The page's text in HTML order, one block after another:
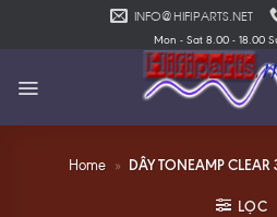
INFO@HIFIPARTS.NET
Mon - Sat 8.00 - 18.00
Home » DÂY TONEAMP
LỌC